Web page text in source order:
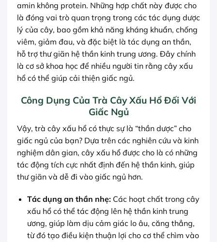
amin không protein. Những hợp chất này được cho
là đóng vai trò quan trọng trong các tác dụng dược
lý của cây, bao gồm khả năng kháng khuẩn, chống
viêm, giảm đau, và đặc biệt là tác dụng an thần,
hỗ trợ thư giãn hệ thần kinh trung ương. Đây chính
là cơ sở khoa học để nhiều người tin rằng cây xấu
hổ có thể giúp cải thiện giấc ngủ.
Công Dụng Của Trà Cây Xấu Hổ Đối Với
Giấc Ngủ
Vậy, trà cây xấu hổ có thực sự là “thần dược” cho
giấc ngủ của bạn? Dựa trên các nghiên cứu và kinh
nghiệm dân gian, cây xấu hổ được cho là có những
tác động tích cực nhất định đến hệ thần kinh, giúp
thư giãn và dễ đi vào giấc ngủ hơn.
Tác dụng an thần nhẹ:Các hoạt chất trong cây
xấu hổ có thể tác động lên hệ thần kinh trung
ương, giúp làm dịu cảm giác lo âu, căng thẳng,
từ đó tạo điều kiện thuận lợi cho cơ thể chìm vào